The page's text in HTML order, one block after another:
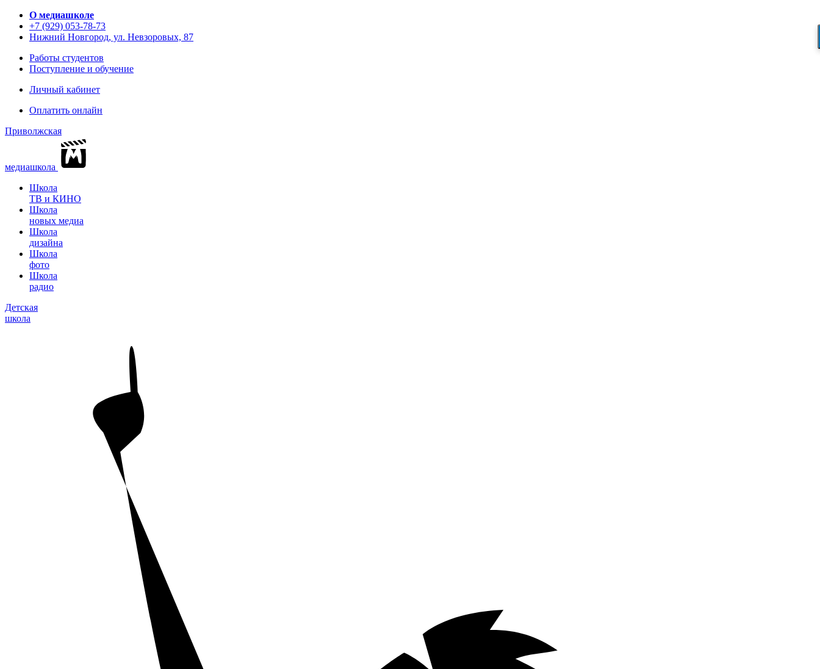
О медиашколе
+7 (929) 053-78-73
Нижний Новгород, ул. Невзоровых, 87
Работы студентов
Поступление и обучение
Личный кабинет
Оплатить онлайн
Приволжская
медиашкола
Школа
ТВ и КИНО
Школа
новых медиа
Школа
дизайна
Школа
фото
Школа
радио
Детская
школа